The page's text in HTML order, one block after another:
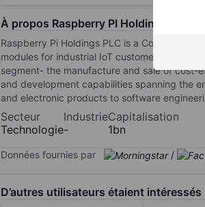
À propos Raspberry PI Holdings PLC
Raspberry Pi Holdings PLC is a Company
modules for industrial IoT customers and
segment- the manufacture and sale of cost-
and development capabilities spanning the
and electronic products to software
Secteur
Technologie
Industrie
-
Capitalisation
1bn
Données fournies par /
D’autres utilisateurs étaient intéressés